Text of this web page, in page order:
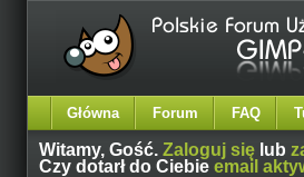
Główna Forum FAQ
Witamy, Gość. Zaloguj się lub
Czy dotarł do Ciebie email